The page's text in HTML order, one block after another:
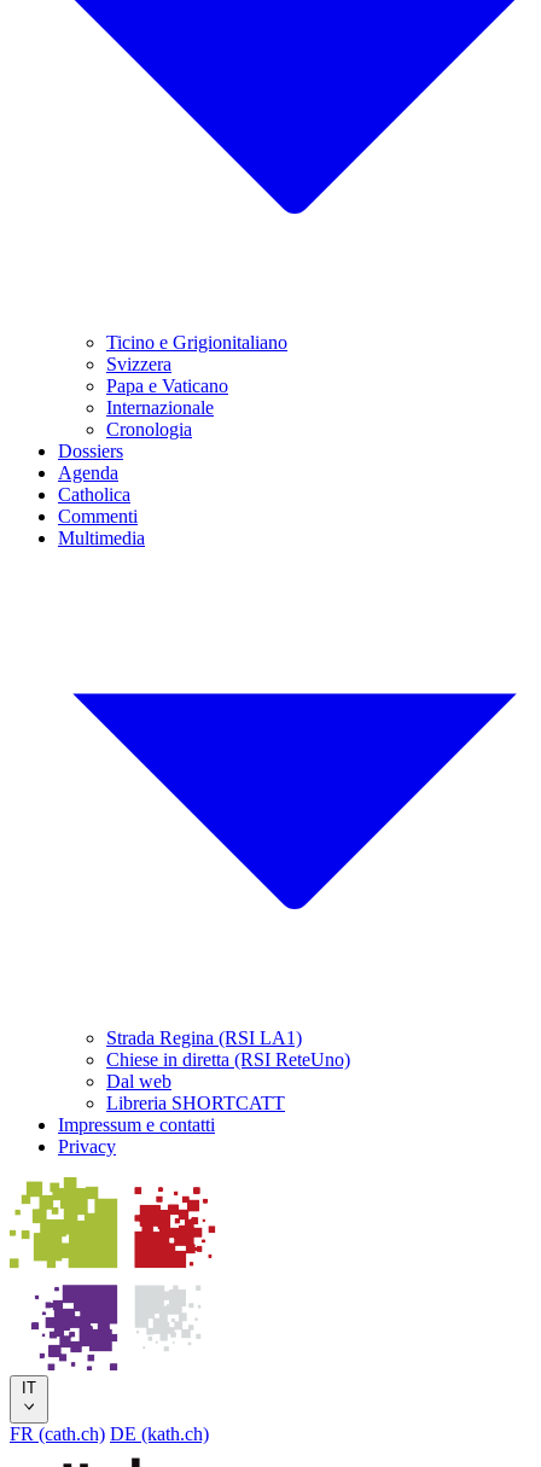
Ticino e Grigionitaliano
Svizzera
Papa e Vaticano
Internazionale
Cronologia
Dossiers
Agenda
Catholica
Commenti
Multimedia
Strada Regina (RSI LA1)
Chiese in diretta (RSI ReteUno)
Dal web
Libreria SHORTCATT
Impressum e contatti
Privacy
IT
FR (cath.ch) DE (kath.ch)